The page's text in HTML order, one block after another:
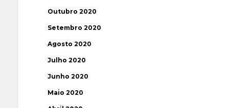
Outubro 2020
Setembro 2020
Agosto 2020
Julho 2020
Junho 2020
Maio 2020